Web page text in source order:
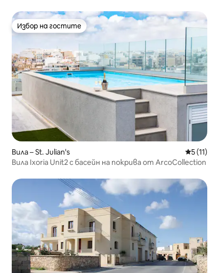
Избор на гостите
Избор на гостите
Вила – St. Julian's Средна
5 (11)
Вила Ixoria Unit2 с басейн на покрива от ArcoCollection